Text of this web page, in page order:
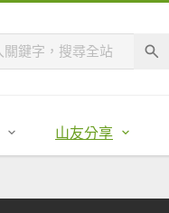
山友分享